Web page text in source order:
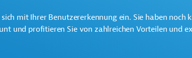
Hochbau
Finanzierung
mit Ihrer Benutzererkennung ein. Sie haben noch
und profitieren Sie von zahlreichen Vorteilen und